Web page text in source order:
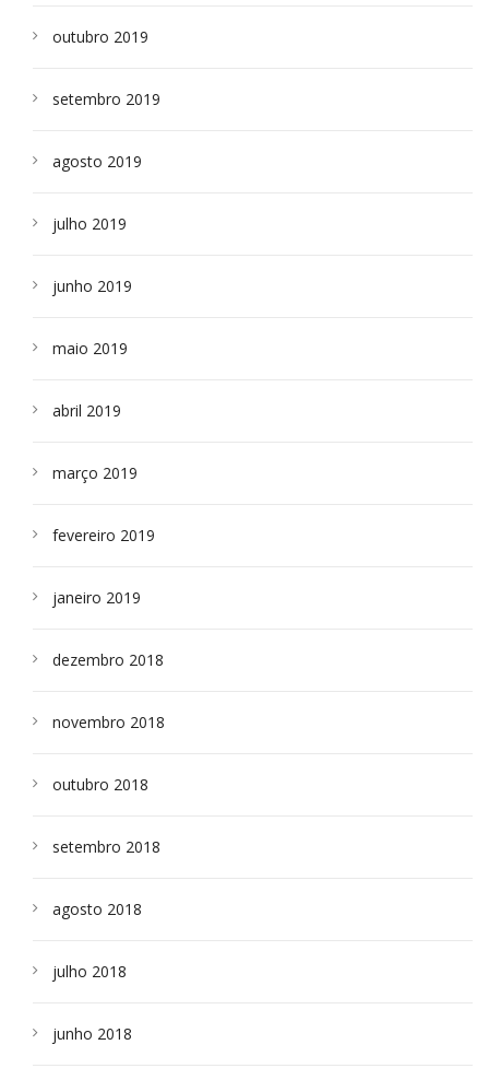
outubro 2019
setembro 2019
agosto 2019
julho 2019
junho 2019
maio 2019
abril 2019
março 2019
fevereiro 2019
janeiro 2019
dezembro 2018
novembro 2018
outubro 2018
setembro 2018
agosto 2018
julho 2018
junho 2018